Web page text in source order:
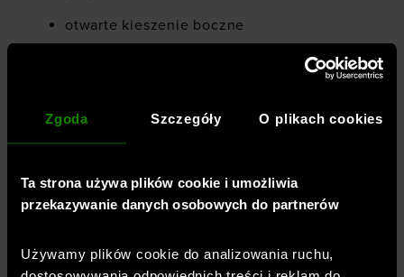
Zgoda Szczegóły O plikach cookies
Ta strona używa plików cookie i umożliwia
przekazywanie danych osobowych do partnerów
Używamy plików cookie do analizowania ruchu,
otwarte kieszenie boczne
zapinana kieszeń cargo na nogawce
pomocą sznurka
podwójnym splocie